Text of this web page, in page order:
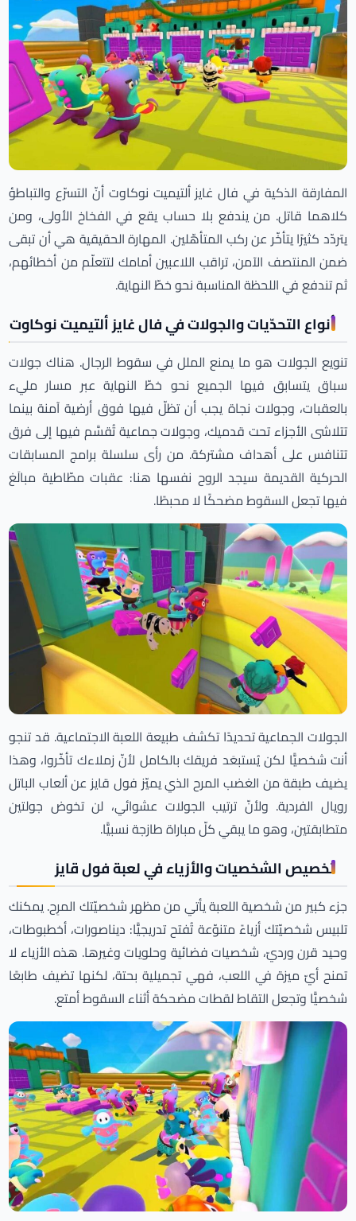
المفارقة الذكية في فال غايز ألتيميت نوكاوت أنّ التسرّع والتباطؤ
كلاهما قاتل. من يندفع بلا حساب يقع في الفخاخ الأولى، ومن
يتردّد كثيرًا يتأخّر عن ركب المتأهّلين. المهارة الحقيقية هي أن تبقى
ضمن المنتصف الآمن، تراقب اللاعبين أمامك لتتعلّم من أخطائهم،
ثم تندفع في اللحظة المناسبة نحو خطّ النهاية.
أنواع التحدّيات والجولات في فال غايز ألتيميت نوكاوت
تنويع الجولات هو ما يمنع الملل في سقوط الرجال. هناك جولات
سباق يتسابق فيها الجميع نحو خطّ النهاية عبر مسار مليء
بالعقبات، وجولات نجاة يجب أن تظلّ فيها فوق أرضية آمنة بينما
تتلاشى الأجزاء تحت قدميك، وجولات جماعية تُقسَّم فيها إلى فرق
تتنافس على أهداف مشتركة. من رأى سلسلة برامج المسابقات
الحركية القديمة سيجد الروح نفسها هنا: عقبات مطّاطية مبالَغ
فيها تجعل السقوط مضحكًا لا محبطًا.
الجولات الجماعية تحديدًا تكشف طبيعة اللعبة الاجتماعية. قد تنجو
أنت شخصيًّا لكن يُستبعَد فريقك بالكامل لأنّ زملاءك تأخّروا، وهذا
يضيف طبقة من الغضب المرح الذي يميّز فول قايز عن ألعاب الباتل
رويال الفردية. ولأنّ ترتيب الجولات عشوائي، لن تخوض جولتين
متطابقتين، وهو ما يبقي كلّ مباراة طازجة نسبيًّا.
تخصيص الشخصيات والأزياء في لعبة فول قايز
جزء كبير من شخصية اللعبة يأتي من مظهر شخصيّتك المرِح. يمكنك
تلبيس شخصيّتك أزياءً متنوّعة تُفتح تدريجيًّا: ديناصورات، أخطبوطات،
وحيد قرن ورديّ، شخصيات فضائية وحلويات وغيرها. هذه الأزياء لا
تمنح أيّ ميزة في اللعب، فهي تجميلية بحتة، لكنها تضيف طابعًا
شخصيًّا وتجعل التقاط لقطات مضحكة أثناء السقوط أمتع.